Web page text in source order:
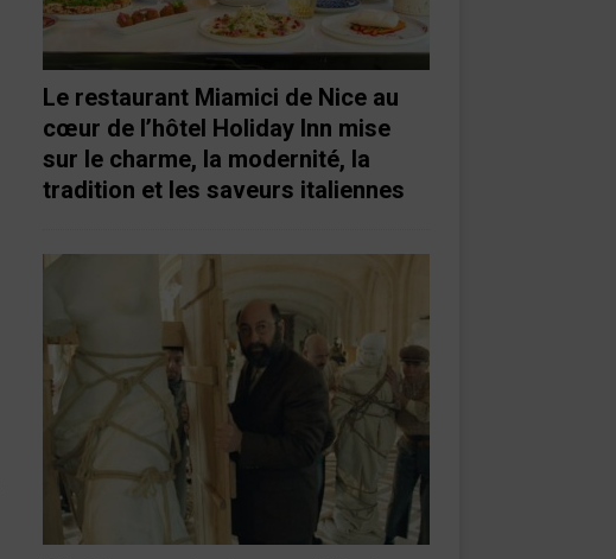
Le restaurant Miamici de Nice au
cœur de l’hôtel Holiday Inn mise
sur le charme, la modernité, la
tradition et les saveurs italiennes